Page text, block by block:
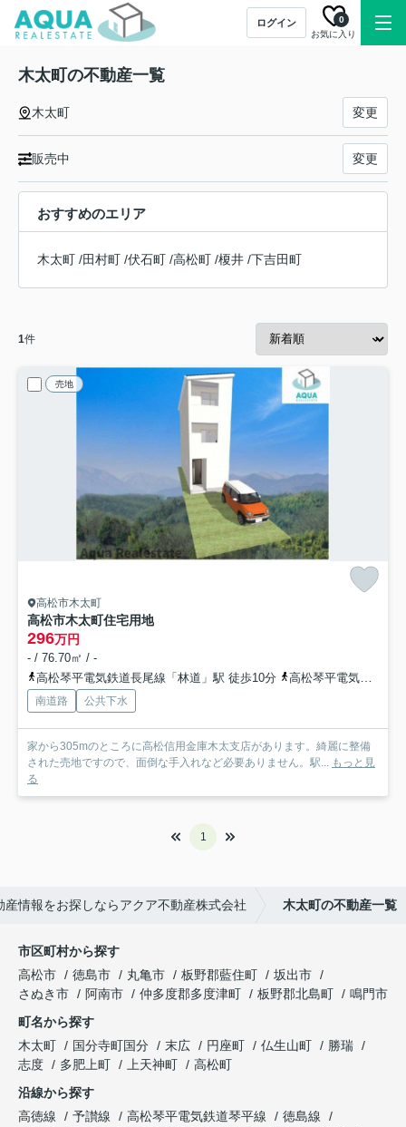
ログイン
お気に入り
0
木太町の不動産一覧
木太町 変更
販売中 変更
おすすめのエリア
木太町 /田村町 /伏石町 /高松町 /榎井 /下吉田町
1件
売地
高松市木太町
高松市木太町住宅用地
296万円
- / 76.70㎡ / -
高松琴平電気鉄道長尾線「林道」駅 徒歩10分
高松琴平電気鉄道長尾線「花園」駅 徒歩19分
南道路 公共下水
家から305mのところに高松信用金庫木太支店があります。綺麗に整備
された売地ですので、面倒な手入れなど必要ありません。駅... もっと見
る
1
産情報をお探しならアクア不動産株式会社 木太町の不動産一覧
市区町村から探す
高松市
徳島市 丸亀市 板野郡藍住町
坂出市
さぬき市
阿南市 仲多度郡多度津町 板野郡北島町
鳴門市
町名から探す
木太町
国分寺町国分 末広 円座町 仏生山町
勝瑞
志度
多肥上町 上天神町
高松町
沿線から探す
高徳線
予讃線 高松琴平電気鉄道琴平線
徳島線